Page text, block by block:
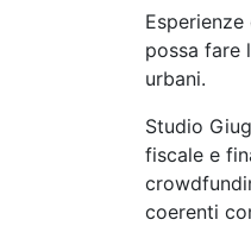
possa fare
urbani.
Studio
fiscale e
coerenti